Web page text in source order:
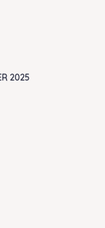
2025